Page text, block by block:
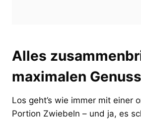
Alles
maximalen Genuss
Los geht’s wie immer mit einer
Portion Zwiebeln – und ja, es